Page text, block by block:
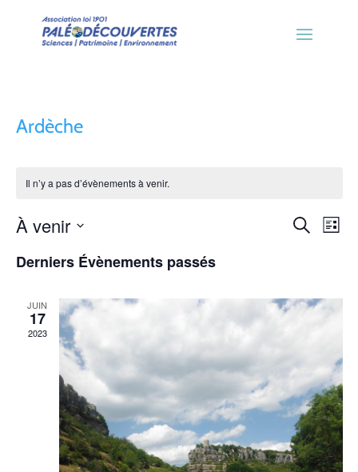
Ardèche
Il n’y a pas d’évènements à venir.
de
Recherche
Liste
À venir
une
Derniers Évènements passés
JUIN
17
2023